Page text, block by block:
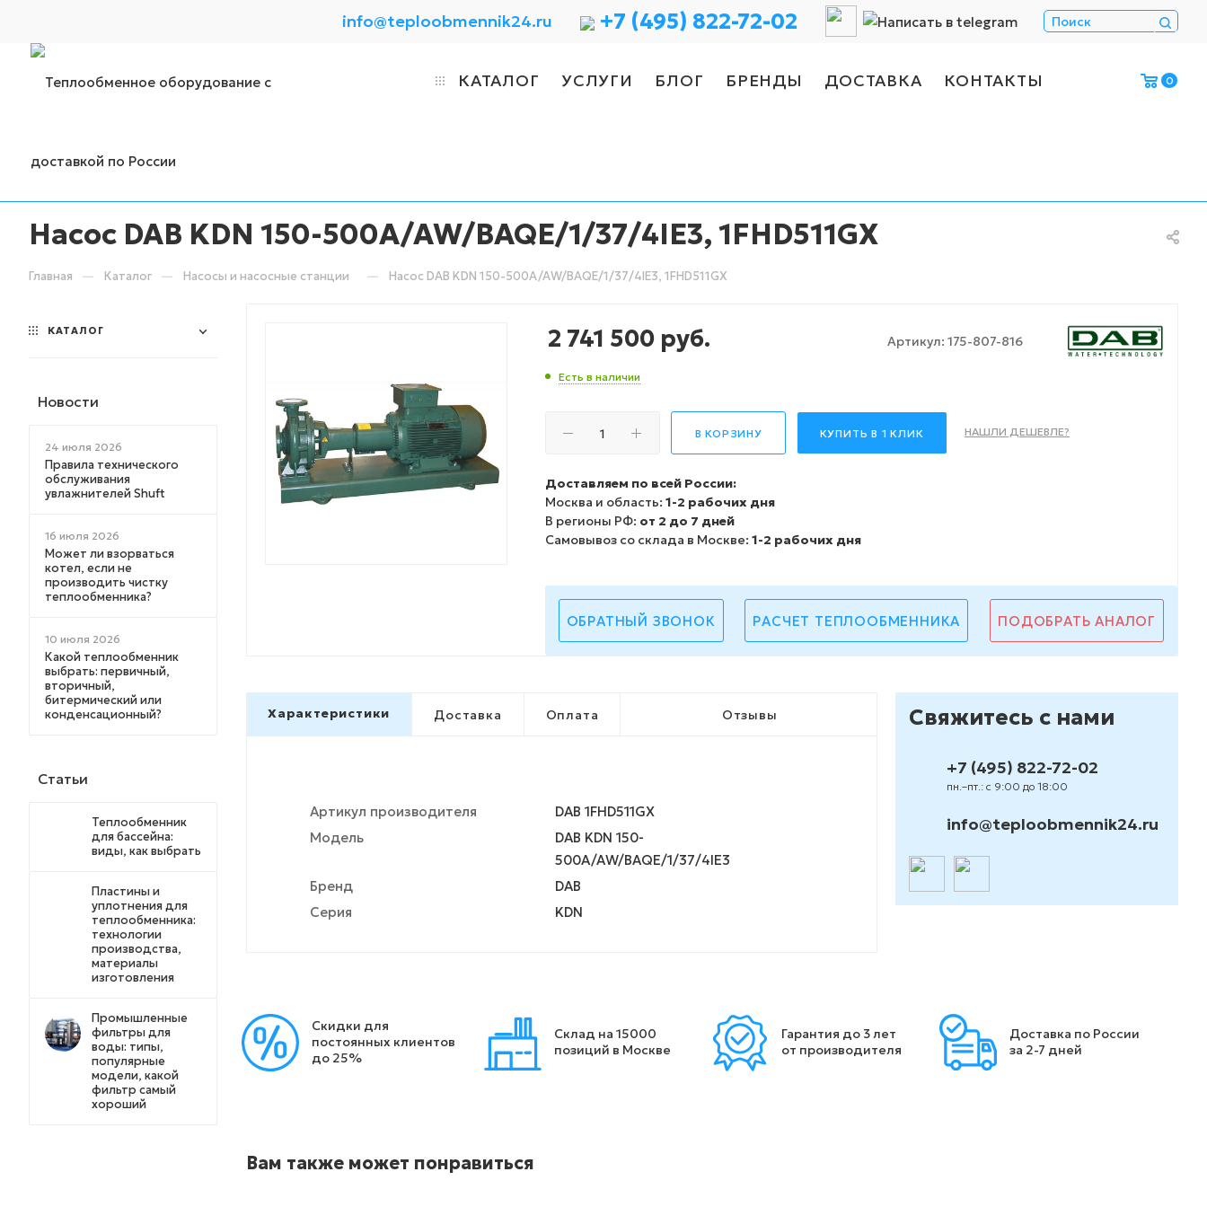
info@teploobmennik24.ru +7 (495) 822-72-02
КАТАЛОГ УСЛУГИ БЛОГ БРЕНДЫ ДОСТАВКА КОНТАКТЫ 0
Насос DAB KDN 150-500A/AW/BAQE/1/37/4IE3, 1FHD511GX
Главная — Каталог — Насосы и насосные станции — Насос DAB KDN 150-500A/AW/BAQE/1/37/4IE3, 1FHD511GX
Артикул: 175-807-816
2 741 500 руб.
Есть в наличии
В КОРЗИНУ КУПИТЬ В 1 КЛИК НАШЛИ ДЕШЕВЛЕ?
Доставляем по всей России:
Москва и область: 1-2 рабочих дня
В регионы РФ: от 2 до 7 дней
Самовывоз со склада в Москве: 1-2 рабочих дня
ОБРАТНЫЙ ЗВОНОК РАСЧЕТ ТЕПЛООБМЕННИКА ПОДОБРАТЬ АНАЛОГ
Характеристики Доставка Оплата Отзывы
Артикул производителя
DAB 1FHD511GX
Модель
DAB KDN 150-
500A/AW/BAQE/1/37/4IE3
Бренд
DAB
Серия
KDN
Свяжитесь с нами
+7 (495) 822-72-02
пн.–пт.: с 9:00 до 18:00
info@teploobmennik24.ru
Скидки для
постоянных клиентов
до 25%
Склад на 15000
позиций в Москве
Гарантия до 3 лет
от производителя
Доставка по России
за 2-7 дней
Вам также может понравиться
КАТАЛОГ
Новости
24 июля 2026
Правила технического
обслуживания
увлажнителей Shuft
16 июля 2026
Может ли взорваться
котел, если не
производить чистку
теплообменника?
10 июля 2026
Какой теплообменник
выбрать: первичный,
вторичный,
битермический или
конденсационный?
Статьи
Теплообменник
для бассейна:
виды, как выбрать
Пластины и
уплотнения для
теплообменника:
технологии
производства,
материалы
изготовления
Промышленные
фильтры для
воды: типы,
популярные
модели, какой
фильтр самый
хороший